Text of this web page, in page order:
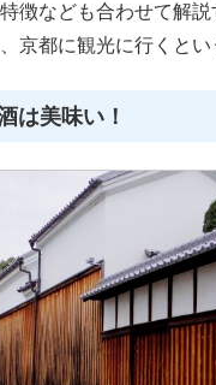
徴なども合わせて解
京都に観光に行くとい
は美味い！